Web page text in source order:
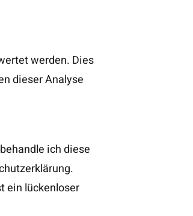
werden. Dies
dieser Analyse
ich diese
ein lückenloser